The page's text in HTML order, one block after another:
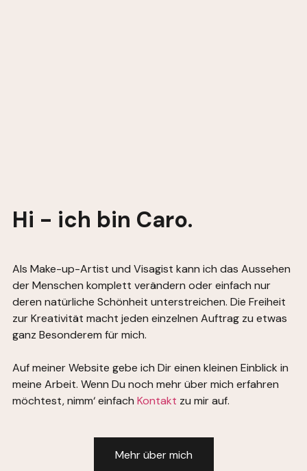
Hi - ich bin Caro.
Als Make-up-Artist und Visagist kann ich das Aussehen
der Menschen komplett verändern oder einfach nur
deren natürliche Schönheit unterstreichen. Die Freiheit
zur Kreativität macht jeden einzelnen Auftrag zu etwas
ganz Besonderem für mich.
Auf meiner Website gebe ich Dir einen kleinen Einblick in
meine Arbeit. Wenn Du noch mehr über mich erfahren
möchtest, nimm‘ einfach Kontakt zu mir auf.
Mehr über mich